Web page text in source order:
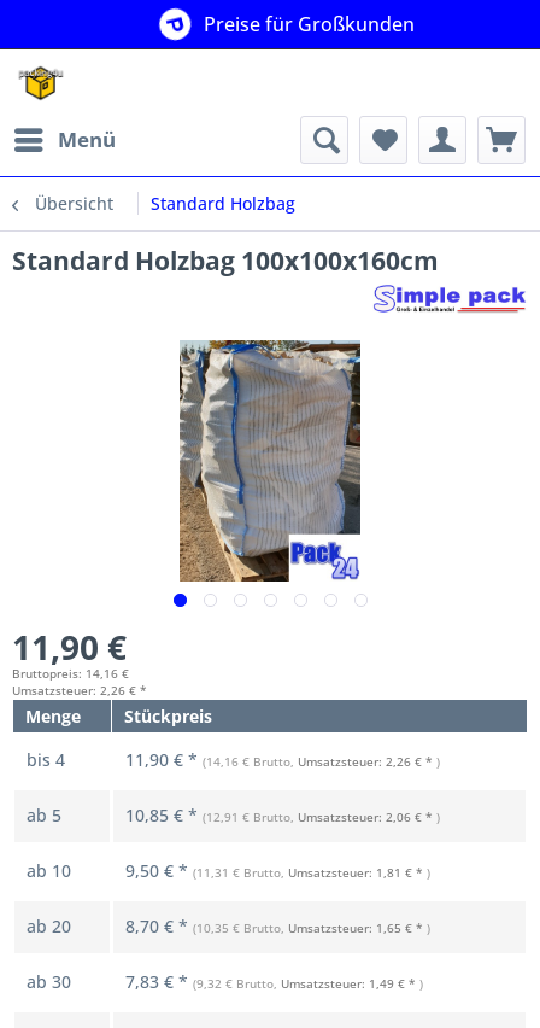
Preise für Großkunden
Menü
Übersicht Standard Holzbag
Standard Holzbag 100x100x160cm
11,90 €
Bruttopreis: 14,16 €
Umsatzsteuer: 2,26 € *
Menge
Stückpreis
bis 4 11,90 € * (14,16 € Brutto, Umsatzsteuer: 2,26 € * )
ab 5 10,85 € * (12,91 € Brutto, Umsatzsteuer: 2,06 € * )
ab 10 9,50 € * (11,31 € Brutto, Umsatzsteuer: 1,81 € * )
ab 20 8,70 € * (10,35 € Brutto, Umsatzsteuer: 1,65 € * )
ab 30 7,83 € * (9,32 € Brutto, Umsatzsteuer: 1,49 € * )